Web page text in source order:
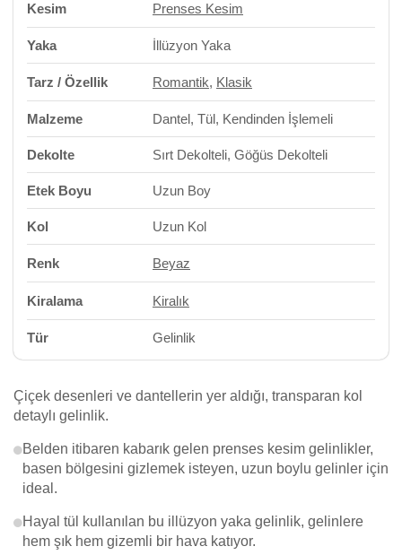
Kesim Prenses Kesim
Yaka İllüzyon Yaka
Tarz / Özellik Romantik, Klasik
Malzeme Dantel, Tül, Kendinden İşlemeli
Dekolte Sırt Dekolteli, Göğüs Dekolteli
Etek Boyu Uzun Boy
Kol Uzun Kol
Renk Beyaz
Kiralama Kiralık
Tür Gelinlik
Çiçek desenleri ve dantellerin yer aldığı, transparan kol
detaylı gelinlik.
Belden itibaren kabarık gelen prenses kesim gelinlikler,
basen bölgesini gizlemek isteyen, uzun boylu gelinler için
ideal.
Hayal tül kullanılan bu illüzyon yaka gelinlik, gelinlere
hem şık hem gizemli bir hava katıyor.